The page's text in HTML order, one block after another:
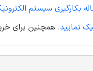
بکارگیری سیستم
نمایید. همچنین برای